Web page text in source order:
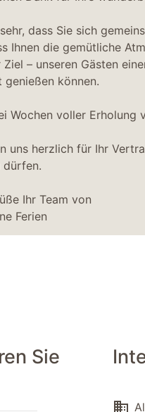
dass Sie sich
Ihnen die gemütliche
Ziel – unseren Gästen
genießen können.
Wochen voller
uns herzlich für Ihr
dürfen.
Ihr Team von
Ferien
Sie
domain